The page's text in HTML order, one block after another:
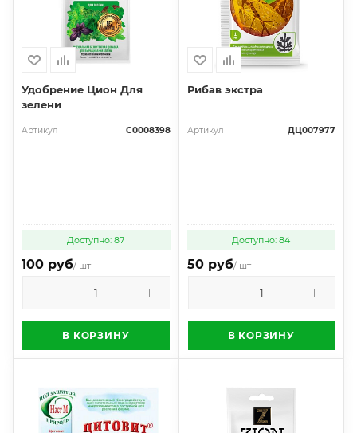
Удобрение Цион Для
зелени
Артикул С0008398
Доступно: 87
100 руб/ шт
В КОРЗИНУ
Рибав экстра
Артикул ДЦ007977
Доступно: 84
50 руб/ шт
В КОРЗИНУ